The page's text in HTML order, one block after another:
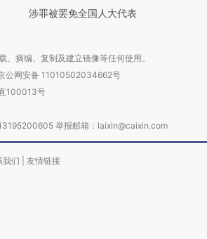
涉罪被罢免全国人大代表
摘编、复制及建立镜像等任何使用。
公网安备 11010502034662号
100013号
举报邮箱：laixin@caixin.com
我们 友情链接